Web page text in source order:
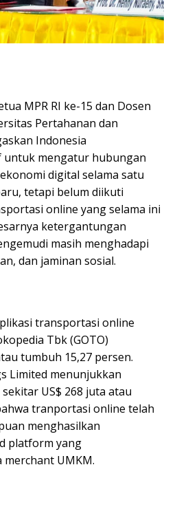
MPR RI ke-15 dan Dosen
Pertahanan dan
Indonesia
untuk mengatur hubungan
digital selama satu
tetapi belum diikuti
online yang selama ini
ketergantungan
masih menghadapi
dan jaminan sosial.
transportasi online
Tbk (GOTO)
tumbuh 15,27 persen.
Limited menunjukkan
US$ 268 juta atau
tranportasi online telah
menghasilkan
platform yang
UMKM.